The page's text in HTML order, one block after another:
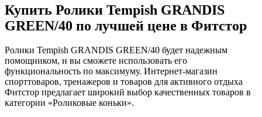
Купить Ролики Tempish GRANDIS
GREEN/40 по лучшей цене в Фитстор
Ролики Tempish GRANDIS GREEN/40 будет надежным
помощником, и вы сможете использовать его
функциональность по максимуму. Интернет-магазин
спорттоваров, тренажеров и товаров для активного отдыха
Фитстор предлагает широкий выбор качественных товаров в
категории «Роликовые коньки».